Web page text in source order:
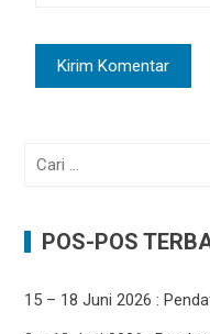
Cari
POS-POS
15 – 18 Juni 2026 :